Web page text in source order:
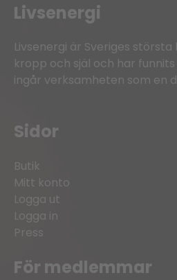
Livsenergi
Livsenergi är Sveriges
kropp och själ och har funnits
ingår verksamheten som en
Sidor
Butik
Mitt konto
Logga ut
Logga in
Press
För medlemmar